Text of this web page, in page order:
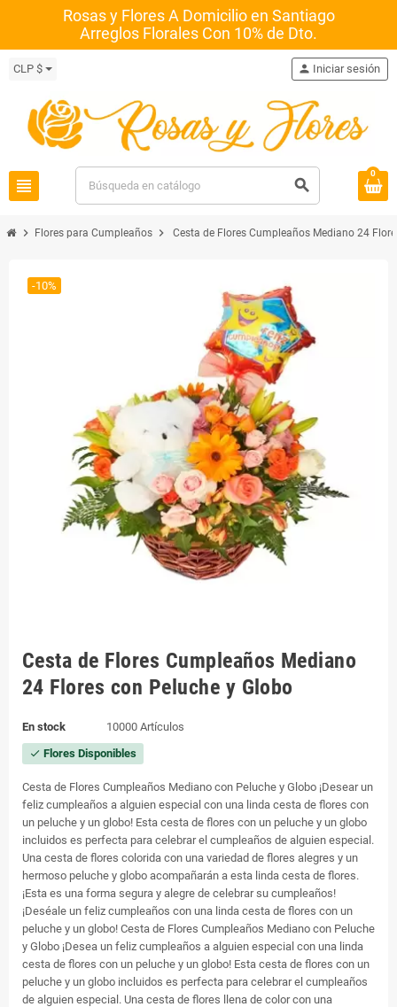
Rosas y Flores A Domicilio en Santiago
Arreglos Florales Con 10% de Dto.
CLP $
view_headline search
person Iniciar sesión
0
chevron_right Flores para Cumpleaños chevron_right Cesta de Flores Cumpleaños Mediano 24
-10%
Cesta de Flores Cumpleaños Mediano
24 Flores con Peluche y Globo
En stock 10000 Artículos
check Flores Disponibles
Cesta de Flores Cumpleaños Mediano con Peluche y Globo ¡Desear un
feliz cumpleaños a alguien especial con una linda cesta de flores con
un peluche y un globo! Esta cesta de flores con un peluche y un globo
incluidos es perfecta para celebrar el cumpleaños de alguien especial.
Una cesta de flores colorida con una variedad de flores alegres y un
hermoso peluche y globo acompañarán a esta linda cesta de flores.
¡Esta es una forma segura y alegre de celebrar su cumpleaños!
¡Deséale un feliz cumpleaños con una linda cesta de flores con un
peluche y un globo! Cesta de Flores Cumpleaños Mediano con Peluche
y Globo ¡Desea un feliz cumpleaños a alguien especial con una linda
cesta de flores con un peluche y un globo! Esta cesta de flores con un
peluche y un globo incluidos es perfecta para celebrar el cumpleaños
de alguien especial. Una cesta de flores llena de color con una